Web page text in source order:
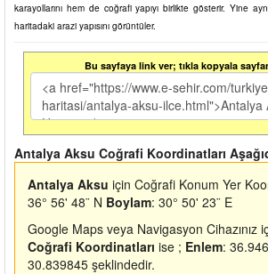
karayollarını hem de coğrafi yapıyı birlikte gösterir. Yine
haritadaki arazi yapısını görüntüler.
Bu sayfaya link ver; tıkla kopyala
Antalya Aksu Coğrafi Koordinatları
Antalya Aksu için Coğrafi Konum Yer
36° 56' 48¨ N Boylam: 30° 50' 23¨ E
Google Maps veya Navigasyon Cihazınız
Coğrafi Koordinatları ise ; Enlem:
30.839845 şeklindedir.